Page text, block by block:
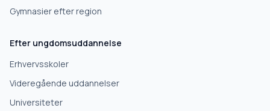
Gymnasier efter region
Efter ungdomsuddannelse
Erhvervsskoler
Videregående uddannelser
Universiteter